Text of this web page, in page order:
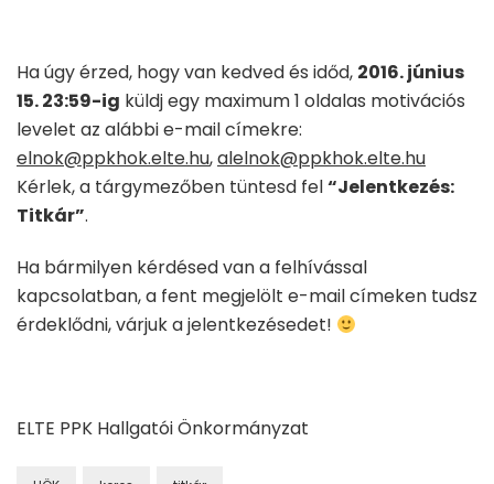
Ha úgy érzed, hogy van kedved és időd, 2016. június
15. 23:59-ig küldj egy maximum 1 oldalas motivációs
levelet az alábbi e-mail címekre:
elnok@ppkhok.elte.hu,alelnok@ppkhok.elte.hu
Kérlek, a tárgymezőben tüntesd fel“Jelentkezés:
Titkár”.
Ha bármilyen kérdésed van a felhívással
kapcsolatban, a fent megjelölt e-mail címeken tudsz
érdeklődni, várjuk a jelentkezésedet!
ELTE PPK Hallgatói Önkormányzat